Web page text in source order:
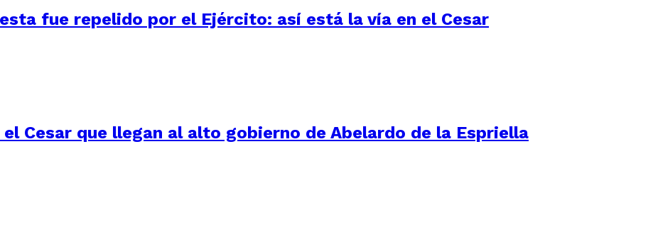
fue repelido por el Ejército: así está la vía en el Cesar
Cesar que llegan al alto gobierno de Abelardo de la Espriella